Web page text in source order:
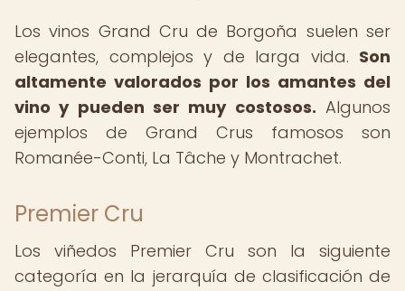
Los vinos Grand Cru de Borgoña suelen ser
elegantes, complejos y de larga vida. Son
altamente valorados por los amantes del
vino y pueden ser muy costosos. Algunos
ejemplos de Grand Crus famosos son
Romanée-Conti, La Tâche y Montrachet.
Premier Cru
Los viñedos Premier Cru son la siguiente
categoría en la jerarquía de clasificación de